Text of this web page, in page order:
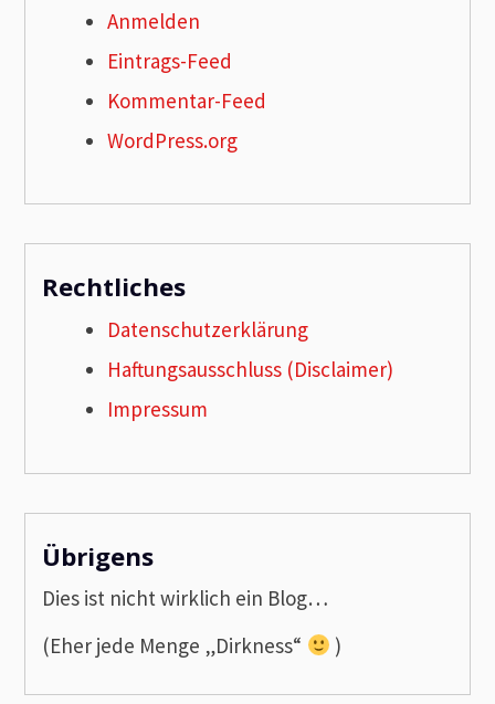
Anmelden
Eintrags-Feed
Kommentar-Feed
WordPress.org
Rechtliches
Datenschutzerklärung
Haftungsausschluss (Disclaimer)
Impressum
Übrigens
Dies ist nicht wirklich ein Blog…
(Eher jede Menge „Dirkness“
)